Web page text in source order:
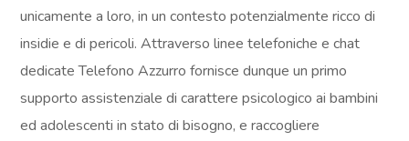
unicamente a loro, in un contesto potenzialmente ricco di
insidie e di pericoli. Attraverso linee telefoniche e chat
dedicate Telefono Azzurro fornisce dunque un primo
supporto assistenziale di carattere psicologico ai bambini
ed adolescenti in stato di bisogno, e raccogliere